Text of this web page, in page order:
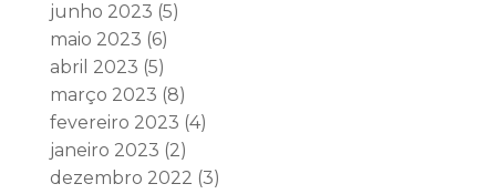
junho 2023 (5)
maio 2023 (6)
abril 2023 (5)
março 2023 (8)
fevereiro 2023 (4)
janeiro 2023 (2)
dezembro 2022 (3)